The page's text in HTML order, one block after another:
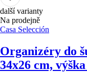
další varianty
Na prodejně
Casa Selección
Organizéry do
34x26 cm,